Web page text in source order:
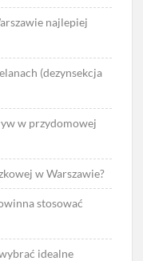
najlepiej
(dezynsekcja
w przydomowej
w Warszawie?
stosować
idealne